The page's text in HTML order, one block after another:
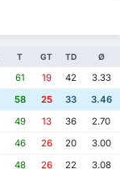
T GT TD Ø
61 19 42
3.33
58 25 33
3.46
49 13 36
2.70
46 26 20
3.00
48 26 22 3.08